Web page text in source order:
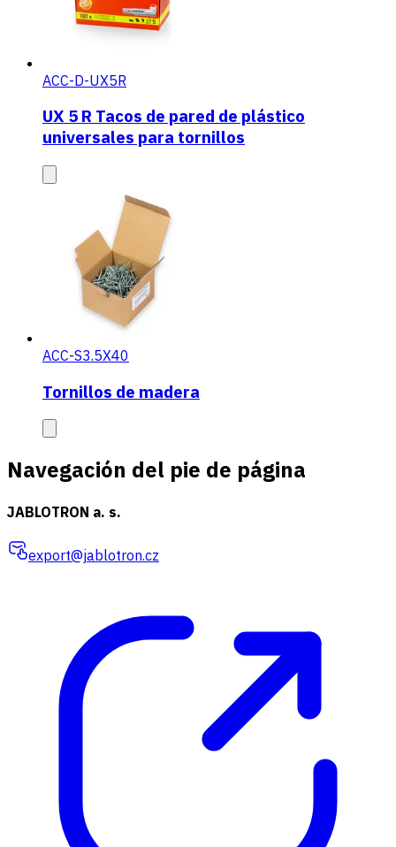
ACC-D-UX5R
UX 5 R Tacos de pared de plástico
universales para tornillos
ACC-S3.5X40
Tornillos de madera
Navegación del pie de página
JABLOTRON a. s.
export@jablotron.cz